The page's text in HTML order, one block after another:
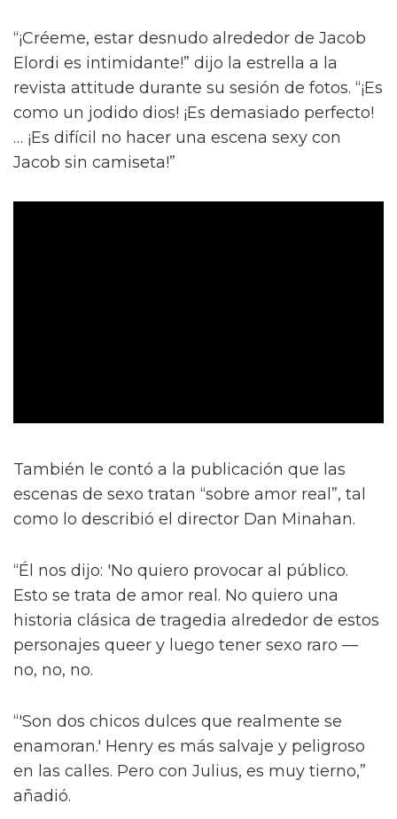
“¡Créeme, estar desnudo alrededor de Jacob
Elordi es intimidante!” dijo la estrella a la
revista attitude durante su sesión de fotos. “¡Es
como un jodido dios! ¡Es demasiado perfecto!
… ¡Es difícil no hacer una escena sexy con
Jacob sin camiseta!”
También le contó a la publicación que las
escenas de sexo tratan “sobre amor real”, tal
como lo describió el director Dan Minahan.
“Él nos dijo: 'No quiero provocar al público.
Esto se trata de amor real. No quiero una
historia clásica de tragedia alrededor de estos
personajes queer y luego tener sexo raro —
no, no, no.
“'Son dos chicos dulces que realmente se
enamoran.' Henry es más salvaje y peligroso
en las calles. Pero con Julius, es muy tierno,”
añadió.